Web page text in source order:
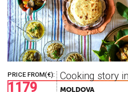
Il mondo
come lo
PRICE FROM(€):
1179
Cooking story
MOLDOVA